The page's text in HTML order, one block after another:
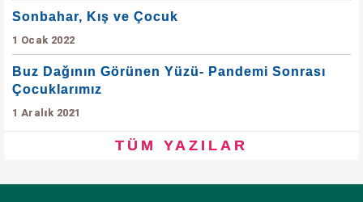
Sonbahar, Kış ve Çocuk
1 Ocak 2022
Buz Dağının Görünen Yüzü- Pandemi Sonrası
Çocuklarımız
1 Aralık 2021
TÜM YAZILAR